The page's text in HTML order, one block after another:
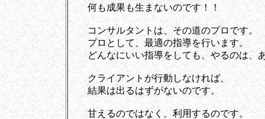
何も成果も生まないのです！！
コンサルタントは、その道のプロです。
プロとして、最適の指導を行います。
どんなにいい指導をしても、やるのは、
クライアントが行動しなければ、
結果は出るはずがないのです。
甘えるのではなく、利用するのです。